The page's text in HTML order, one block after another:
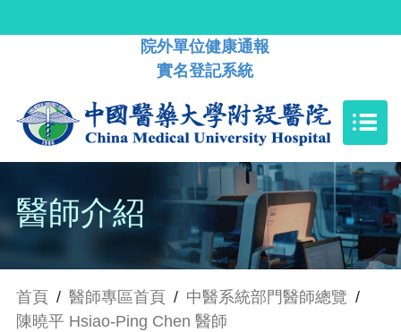
院外單位健康通報
實名登記系統
醫師介紹
首頁 / 醫師專區首頁 / 中醫系統部門醫師總覽 /
陳曉平 Hsiao-Ping Chen 醫師